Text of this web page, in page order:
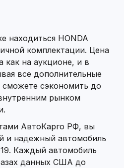
находиться HONDA
комплектации. Цена
как на аукционе, и в
все дополнительные
сэкономить до
рынком
АвтоКарго РФ, вы
и надежный автомобиль
Каждый автомобиль
данных США до